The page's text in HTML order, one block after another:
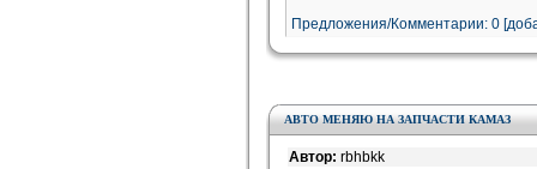
Предложения/Комментарии: 0
АВТО МЕНЯЮ НА ЗАПЧАСТИ КАМАЗ
Автор: rbhbkk